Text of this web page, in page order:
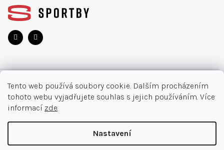
Tento web používá soubory cookie. Dalším procházením
tohoto webu vyjadřujete souhlas s jejich používáním. Více
informací zde.
Nastavení
O NÁKUPU
Akce
Nejčastější otázky
INFORMACE
Kontakt